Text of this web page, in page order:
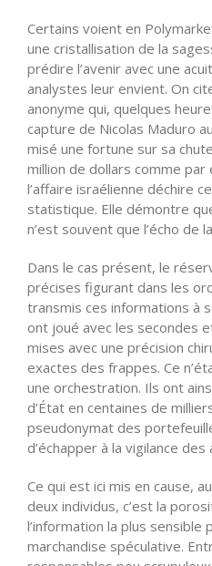
Certains voient en
une cristallisation de la
prédire l’avenir avec une
analystes leur envient. On
anonyme qui, quelques
capture de Nicolas Maduro
misé une fortune sur sa
million de dollars comme par
l’affaire israélienne déchire
statistique. Elle démontre
n’est souvent que l’écho de
Dans le cas présent, le
précises figurant dans les
transmis ces informations à
ont joué avec les secondes
mises avec une précision
exactes des frappes. Ce
une orchestration. Ils ont
d’État en centaines de
pseudonymat des
d’échapper à la vigilance
Ce qui est ici mis en cause,
deux individus, c’est la
l’information la plus sensible
marchandise spéculative.